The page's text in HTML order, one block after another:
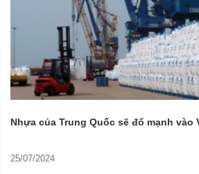
Nhựa của Trung Quốc sẽ đổ mạnh vào
25/07/2024